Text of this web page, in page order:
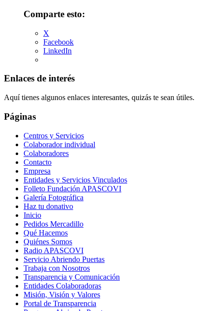
Comparte esto:
X
Facebook
LinkedIn
Enlaces de interés
Aquí tienes algunos enlaces interesantes, quizás te sean útiles.
Páginas
Centros y Servicios
Colaborador individual
Colaboradores
Contacto
Empresa
Entidades y Servicios Vinculados
Folleto Fundación APASCOVI
Galería Fotográfica
Haz tu donativo
Inicio
Pedidos Mercadillo
Qué Hacemos
Quiénes Somos
Radio APASCOVI
Servicio Abriendo Puertas
Trabaja con Nosotros
Transparencia y Comunicación
Entidades Colaboradoras
Misión, Visión y Valores
Portal de Transparencia